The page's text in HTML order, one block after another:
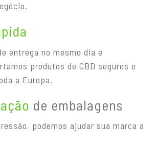
entrega no mesmo dia e
produtos de CBD seguros e
a Europa.
de embalagens
podemos ajudar sua marca a